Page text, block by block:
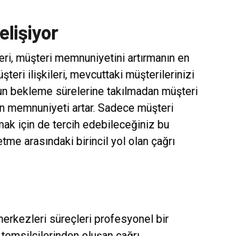
müşteri memnuniyetini artırmanın en
ilişkileri, mevcuttaki müşterilerinizi
bekleme sürelerine takılmadan müşteri
memnuniyeti artar. Sadece müşteri
için de tercih edebileceğiniz bu
arasındaki birincil yol olan çağrı
süreçleri profesyonel bir